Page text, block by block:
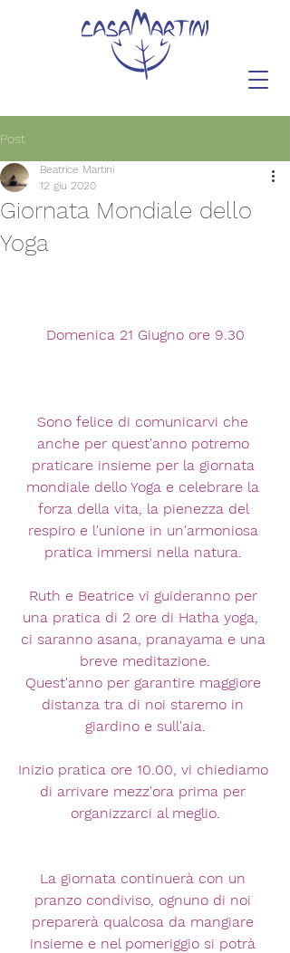
Post
Giornata Mondiale dello
Yoga
Beatrice Martini
12 giu 2020
Domenica 21 Giugno ore 9.30
Sono felice di comunicarvi che
anche per quest'anno potremo
praticare insieme per la giornata
mondiale dello Yoga e celebrare la
forza della vita, la pienezza del
respiro e l'unione in un'armoniosa
pratica immersi nella natura.
Ruth e Beatrice vi guideranno per
una pratica di 2 ore di Hatha yoga,
ci saranno asana, pranayama e una
breve meditazione.
Quest'anno per garantire maggiore
distanza tra di noi staremo in
giardino e sull'aia.
Inizio pratica ore 10.00, vi chiediamo
di arrivare mezz'ora prima per
organizzarci al meglio.
La giornata continuerà con un
pranzo condiviso, ognuno di noi
preparerà qualcosa da mangiare
insieme e nel pomeriggio si potrà